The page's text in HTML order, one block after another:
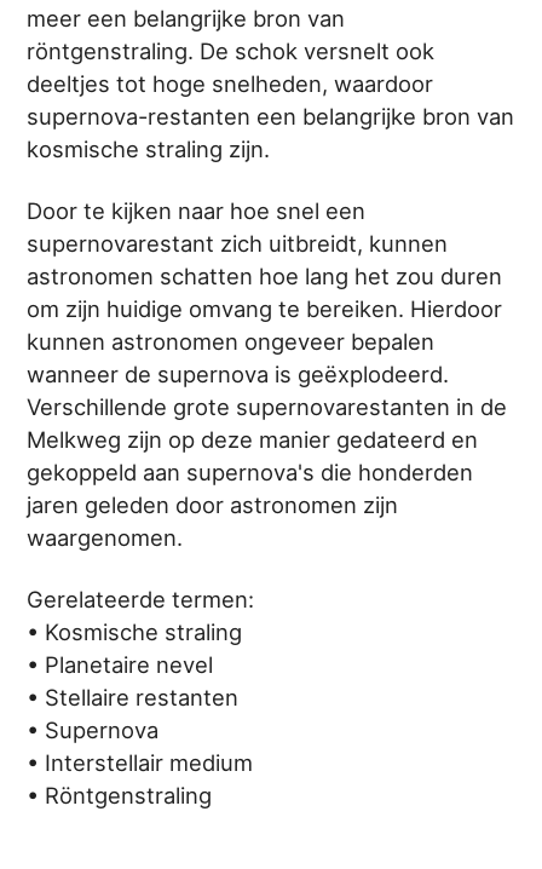
meer een belangrijke bron van
röntgenstraling. De schok versnelt ook
deeltjes tot hoge snelheden, waardoor
supernova-restanten een belangrijke bron van
kosmische straling zijn.
Door te kijken naar hoe snel een
supernovarestant zich uitbreidt, kunnen
astronomen schatten hoe lang het zou duren
om zijn huidige omvang te bereiken. Hierdoor
kunnen astronomen ongeveer bepalen
wanneer de supernova is geëxplodeerd.
Verschillende grote supernovarestanten in de
Melkweg zijn op deze manier gedateerd en
gekoppeld aan supernova's die honderden
jaren geleden door astronomen zijn
waargenomen.
Gerelateerde termen:
• Kosmische straling
• Planetaire nevel
• Stellaire restanten
• Supernova
• Interstellair medium
• Röntgenstraling